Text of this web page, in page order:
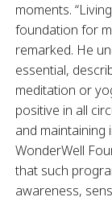
moments.
foundation for
remarked. He
essential,
meditation or
positive in all
and maintaining
WonderWell
that such
awareness,